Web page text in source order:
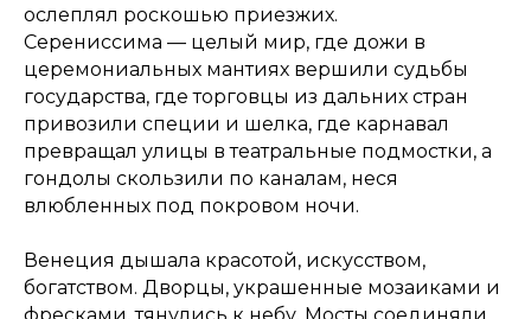
ослеплял роскошью приезжих.
Серениссима — целый мир, где дожи в
церемониальных мантиях вершили судьбы
государства, где торговцы из дальних стран
привозили специи и шелка, где карнавал
превращал улицы в театральные подмостки, а
гондолы скользили по каналам, неся
влюбленных под покровом ночи.
Венеция дышала красотой, искусством,
богатством. Дворцы, украшенные мозаиками и